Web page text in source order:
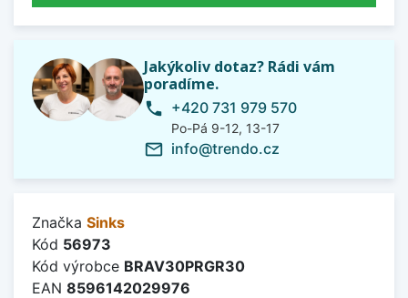
Jakýkoliv dotaz? Rádi vám
poradíme.
phone +420 731 979 570
Po-Pá 9-12, 13-17
mail_outline info@trendo.cz
Značka Sinks
Kód 56973
Kód výrobce BRAV30PRGR30
EAN 8596142029976